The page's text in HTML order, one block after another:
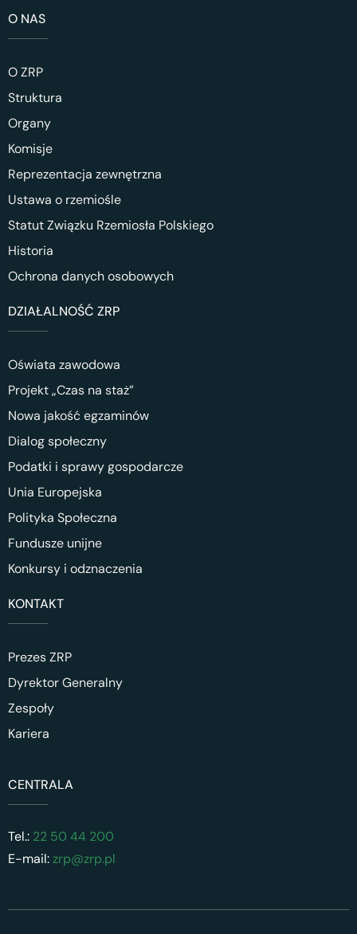
O NAS
O ZRP
Struktura
Organy
Komisje
Reprezentacja zewnętrzna
Ustawa o rzemiośle
Statut Związku Rzemiosła Polskiego
Historia
Ochrona danych osobowych
DZIAŁALNOŚĆ ZRP
Oświata zawodowa
Projekt „Czas na staż”
Nowa jakość egzaminów
Dialog społeczny
Podatki i sprawy gospodarcze
Unia Europejska
Polityka Społeczna
Fundusze unijne
Konkursy i odznaczenia
KONTAKT
Prezes ZRP
Dyrektor Generalny
Zespoły
Kariera
CENTRALA
Tel.: 22 50 44 200
E-mail:zrp@zrp.pl